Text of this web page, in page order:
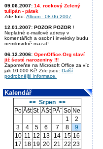
09.06.2007: 14. rockový Zelený
tulipán - pátek
Zde foto: Album - 08.06.2007
12.01.2007: POZOR POZOR !
Neplatné e-mailové adresy v
komentářích a osobní invektivy budu
nemilosrdně mazat!
06.12.2006: OpenOffice.Org slaví
již šesté narozeniny !!!
Zapomeňte na Microsoft Office za víc
jak 10.000 Kč! Zde jsou: Další
podrobnější informace.
Kalendář
<< Srpen >>
Po Ăšt St ÄŚt PĂˇ So Ne
1
2
3
4 5 6 7 8
9
10 11 12 13 14 15 16
17 18 19 20 21 22 23